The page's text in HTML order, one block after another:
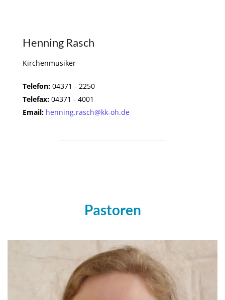
Henning Rasch
Kirchenmusiker
Telefon: 04371 - 2250
Telefax: 04371 - 4001
Email: henning.rasch@kk-oh.de
Pastoren